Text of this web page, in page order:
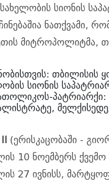
სა­ხე­ლო­ბის სი­ო­ნის
ნათ­ქვა­მი,
მიტ­რო­პო­ლიტ­მა,
თბი­ლი­სის
სი­ო­ნის
(ერის­კა­ცო­ბა­ში -
10 ნო­ემ­ბერს
27 ივ­ნისს,